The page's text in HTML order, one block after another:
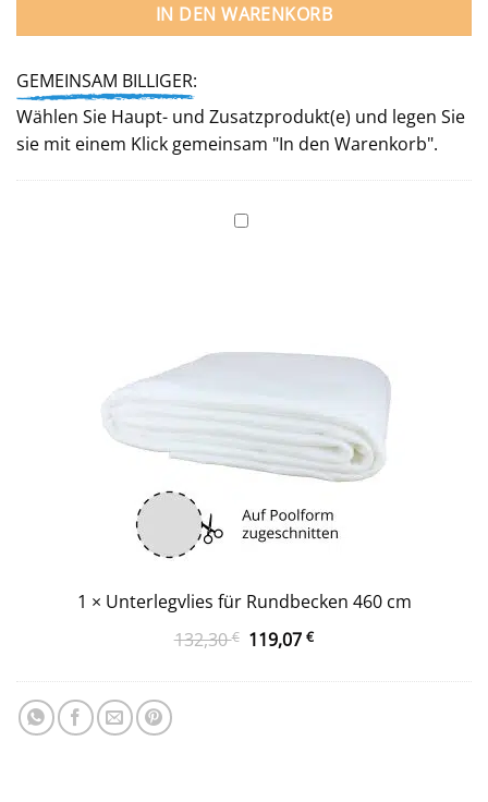
IN DEN WARENKORB
GEMEINSAM BILLIGER:
Wählen Sie Haupt- und Zusatzprodukt(e) und legen Sie
sie mit einem Klick gemeinsam "In den Warenkorb".
Unterlegvlies
1 × Unterlegvlies für Rundbecken 460 cm
132,30€ Ursprünglicher
119,07€Aktueller